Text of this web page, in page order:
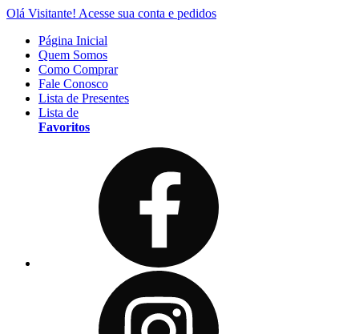
Olá Visitante! Acesse sua conta e pedidos
Página Inicial
Quem Somos
Como Comprar
Fale Conosco
Lista de Presentes
Lista de
Favoritos